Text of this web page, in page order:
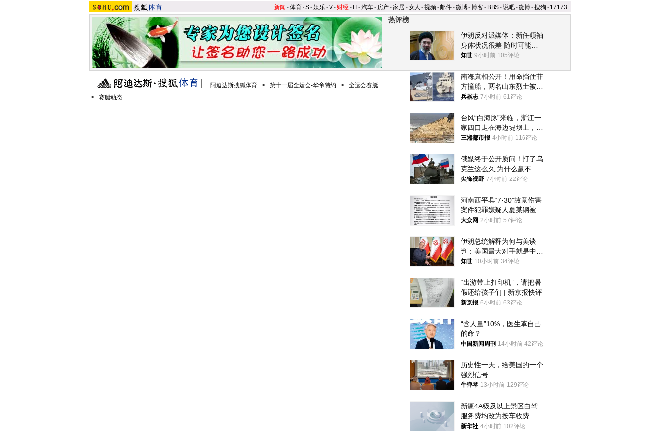
新闻 -体育-S-娱乐-V- 财经- IT-汽车- 房产-家居-女人 -视频-邮件-微博-博客- BBS-说吧-微博-搜狗 - 17173
热评榜
伊朗反对派媒体：新任领袖
身体状况很差 随时可能离
世
知世 9小时前 105评论
南海真相公开！用命挡住菲
方撞船，两名山东烈士被授
武警最高荣誉
兵器志 7小时前 61评论
台风“白海豚”来临，浙江一
家四口走在海边堤坝上，其
中9岁男孩被巨浪卷入海
三湘都市报 4小时前 116评论
俄媒终于公开质问！打了乌
克兰这么久,为什么赢不了?
答案令人沉默
尖锋视野 7小时前 22评论
河南西平县“7·30”故意伤害
案件犯罪嫌疑人夏某钢被抓
获
大众网 2小时前 57评论
伊朗总统解释为何与美谈
判：美国最大对手就是中
国，但他们也在对话
知世 10小时前 34评论
“出游带上打印机”，请把暑
假还给孩子们 | 新京报快评
新京报 6小时前 63评论
“含人量”10%，医生革自己
的命？
中国新闻周刊 14小时前 42评论
历史性一天，给美国的一个
强烈信号
牛弹琴 13小时前 129评论
新疆4A级及以上景区自驾
服务费均改为按车收费
新华社 4小时前 102评论
阿迪达斯搜狐体育 > 第十一届全运会-华帝特约 >
全运会赛艇
>
赛艇动态